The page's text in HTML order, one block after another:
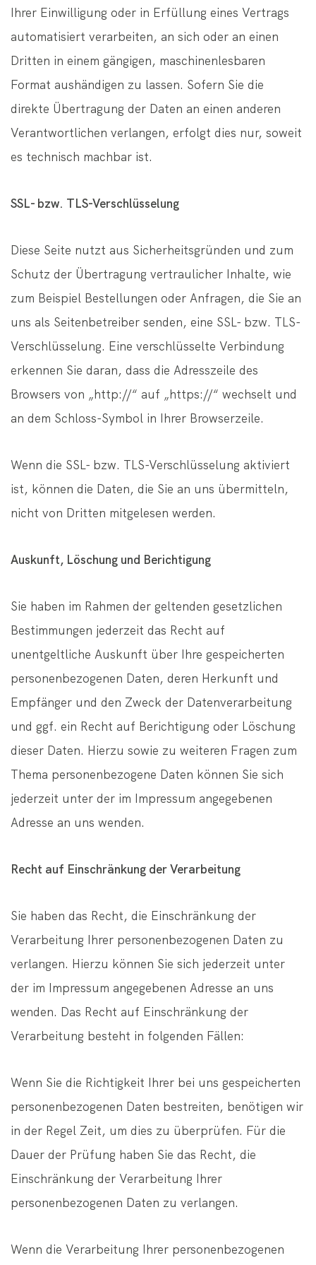
Ihrer Einwilligung oder in Erfüllung eines Vertrags
automatisiert verarbeiten, an sich oder an einen
Dritten in einem gängigen, maschinenlesbaren
Format aushändigen zu lassen. Sofern Sie die
direkte Übertragung der Daten an einen anderen
Verantwortlichen verlangen, erfolgt dies nur, soweit
es technisch machbar ist.
SSL- bzw. TLS-Verschlüsselung
Diese Seite nutzt aus Sicherheitsgründen und zum
Schutz der Übertragung vertraulicher Inhalte, wie
zum Beispiel Bestellungen oder Anfragen, die Sie an
uns als Seitenbetreiber senden, eine SSL- bzw. TLS-
Verschlüsselung. Eine verschlüsselte Verbindung
erkennen Sie daran, dass die Adresszeile des
Browsers von „http://“ auf „https://“ wechselt und
an dem Schloss-Symbol in Ihrer Browserzeile.
Wenn die SSL- bzw. TLS-Verschlüsselung aktiviert
ist, können die Daten, die Sie an uns übermitteln,
nicht von Dritten mitgelesen werden.
Auskunft, Löschung und Berichtigung
Sie haben im Rahmen der geltenden gesetzlichen
Bestimmungen jederzeit das Recht auf
unentgeltliche Auskunft über Ihre gespeicherten
personenbezogenen Daten, deren Herkunft und
Empfänger und den Zweck der Datenverarbeitung
und ggf. ein Recht auf Berichtigung oder Löschung
dieser Daten. Hierzu sowie zu weiteren Fragen zum
Thema personenbezogene Daten können Sie sich
jederzeit unter der im Impressum angegebenen
Adresse an uns wenden.
Recht auf Einschränkung der Verarbeitung
Sie haben das Recht, die Einschränkung der
Verarbeitung Ihrer personenbezogenen Daten zu
verlangen. Hierzu können Sie sich jederzeit unter
der im Impressum angegebenen Adresse an uns
wenden. Das Recht auf Einschränkung der
Verarbeitung besteht in folgenden Fällen:
Wenn Sie die Richtigkeit Ihrer bei uns gespeicherten
personenbezogenen Daten bestreiten, benötigen wir
in der Regel Zeit, um dies zu überprüfen. Für die
Dauer der Prüfung haben Sie das Recht, die
Einschränkung der Verarbeitung Ihrer
personenbezogenen Daten zu verlangen.
Wenn die Verarbeitung Ihrer personenbezogenen